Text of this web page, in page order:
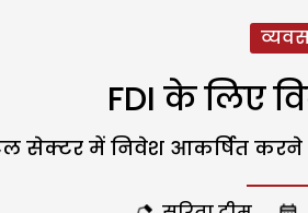
FDI के लिए
सेक्टर में निवेश आकर्षित करने